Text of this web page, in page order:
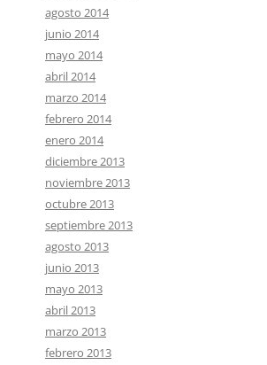
agosto 2014
junio 2014
mayo 2014
abril 2014
marzo 2014
febrero 2014
enero 2014
diciembre 2013
noviembre 2013
octubre 2013
septiembre 2013
agosto 2013
junio 2013
mayo 2013
abril 2013
marzo 2013
febrero 2013